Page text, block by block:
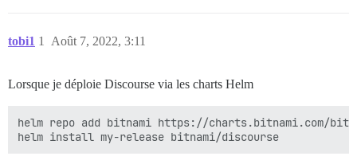
tobi1 Août 7, 2022, 3:11
1
Lorsque je déploie Discourse via les charts Helm
helm repo add bitnami https://charts.bitnami.com/